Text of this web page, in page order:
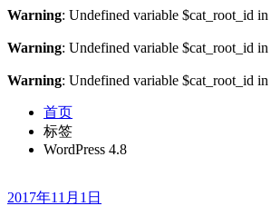
Warning: Undefined variable $cat_root_id in
Warning: Undefined variable $cat_root_id in
Warning: Undefined variable $cat_root_id in
首页
标签
WordPress 4.8
2017年11月1日